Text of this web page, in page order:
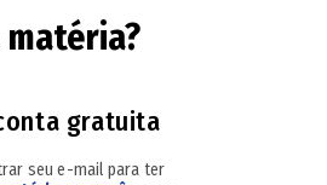
gratuita
seu e-mail para ter